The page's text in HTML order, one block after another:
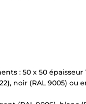
: 50 x 50 épaisseur
noir (RAL 9005) ou